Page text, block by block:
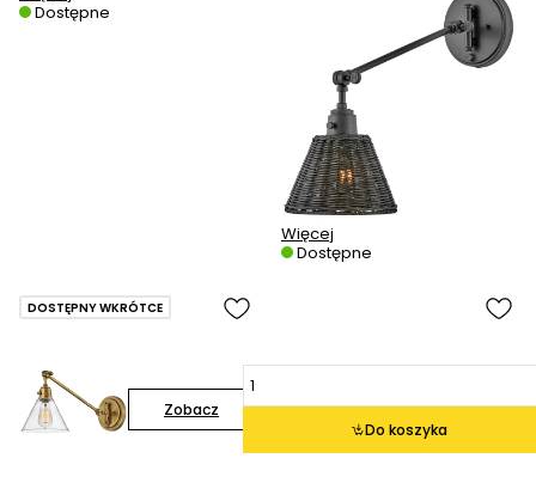
Dostępne
Więcej
Dostępne
Zobacz
DOSTĘPNY WKRÓTCE
Do koszyka